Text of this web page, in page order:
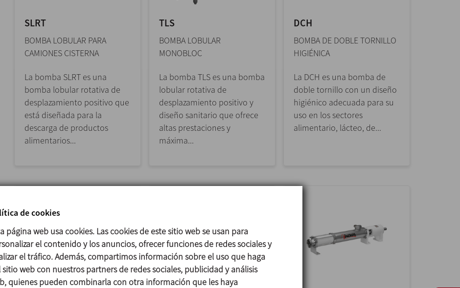
SLRT
BOMBA LOBULAR PARA
CAMIONES CISTERNA
La bomba SLRT es una
bomba lobular rotativa de
desplazamiento positivo que
está diseñada para la
descarga de productos
alimentarios...
TLS
BOMBA LOBULAR
MONOBLOC
La bomba TLS es una bomba
lobular rotativa de
desplazamiento positivo y
diseño sanitario que ofrece
altas prestaciones y
máxima...
DCH
BOMBA DE DOBLE TORNILLO
HIGIÉNICA
La DCH es una bomba de
doble tornillo con un diseño
higiénico adecuada para su
uso en los sectores
alimentario, lácteo, de...
de cookies
página web usa cookies. Las cookies de este sitio web se usan para
el contenido y los anuncios, ofrecer funciones de redes sociales y
el tráfico. Además, compartimos información sobre el uso que haga
sitio web con nuestros partners de redes sociales, publicidad y análisis
quienes pueden combinarla con otra información que les haya